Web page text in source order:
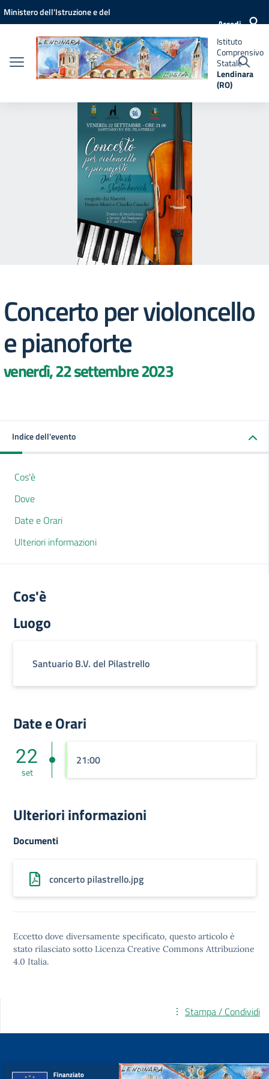
Vai ai contenuti
Vai al menu di navigazione
Vai al footer
Ministero dell'Istruzione e del
Accedi
Istituto
Comprensivo
Lendinara
(RO)
Istituto
Comprensivo
Statale
Lendinara
(RO)
Concerto per violoncello
e pianoforte
venerdì, 22 settembre 2023
Indice dell'evento
Cos'è
Dove
Date e Orari
Ulteriori informazioni
Cos'è
Luogo
Santuario B.V. del Pilastrello
Date e Orari
22
set
21:00
Ulteriori informazioni
Documenti
concerto pilastrello.jpg
Eccetto dove diversamente specificato, questo articolo è
stato rilasciato sotto Licenza Creative Commons Attribuzione
4.0 Italia.
Stampa / Condividi